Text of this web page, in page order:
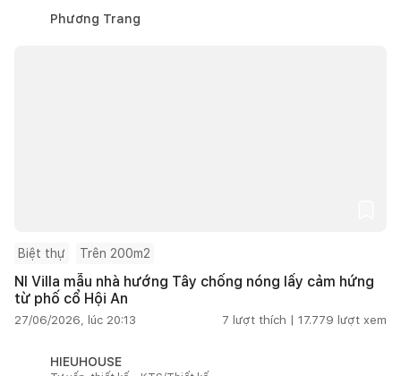
Phương Trang
Biệt thự Trên 200m2
NI Villa mẫu nhà hướng Tây chống nóng lấy cảm hứng
từ phố cổ Hội An
27/06/2026, lúc 20:13 7 lượt thích | 17.779 lượt xem
HIEUHOUSE